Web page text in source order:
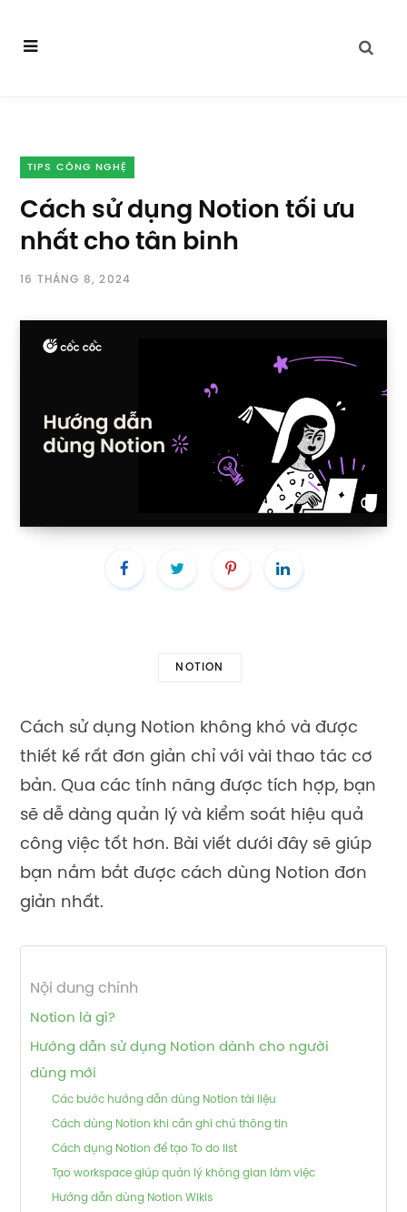
TIPS CÔNG NGHỆ
Cách sử dụng Notion tối ưu
nhất cho tân binh
16 THÁNG 8, 2024
NOTION
Cách sử dụng Notion không khó và được
thiết kế rất đơn giản chỉ với vài thao tác cơ
bản. Qua các tính năng được tích hợp, bạn
sẽ dễ dàng quản lý và kiểm soát hiệu quả
công việc tốt hơn. Bài viết dưới đây sẽ giúp
bạn nắm bắt được cách dùng Notion đơn
giản nhất.
Nội dung chính
Notion là gì?
Hướng dẫn sử dụng Notion dành cho người
dùng mới
Các bước hướng dẫn dùng Notion tài liệu
Cách dùng Notion khi cần ghi chú thông tin
Cách dụng Notion để tạo To do list
Tạo workspace giúp quản lý không gian làm việc
Hướng dẫn dùng Notion Wikis